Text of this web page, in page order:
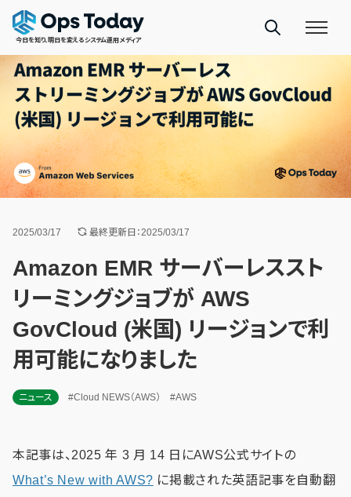
今日を知り、明日を変えるシステム運用メディア
2025/03/17 最終更新日：2025/03/17
Amazon EMR サーバーレススト
リーミングジョブが AWS
GovCloud (米国) リージョンで利
用可能になりました
ニュース #Cloud NEWS（AWS） #AWS
本記事は、2025 年 3 月 14 日にAWS公式サイトの
What’s New with AWS? に掲載された英語記事を自動翻